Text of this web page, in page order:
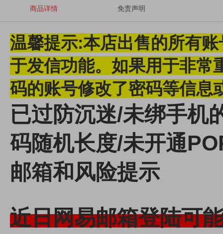
商品详情 免责声明
温馨提示:本店出售的所有
于发信功能。 如果用于非常
码的账号修改了密码等信息
已过防沉迷/未绑手机
码随机长度/未开通
邮箱和风险提示
近日网易邮箱登陆可